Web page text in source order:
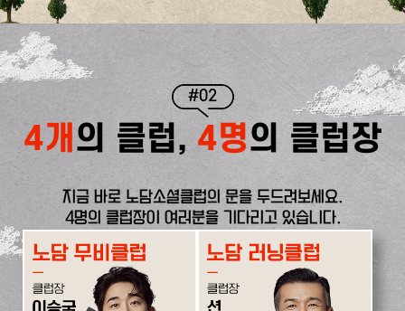
#02
4개 의 클럽, 4명의 클럽장
지금 바로 노담소셜클럽의 문을 두드려보세요.
4명의 클럽장이 여러분을 기다리고 있습니다.